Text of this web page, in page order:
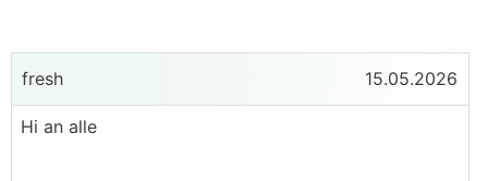
fresh 15.05.2026
Hi an alle